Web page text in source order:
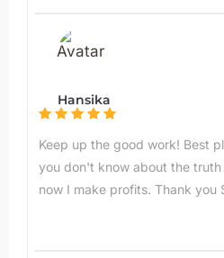
Hansika
Keep up the good work! Best
you don't know about the
now I make profits. Thank you